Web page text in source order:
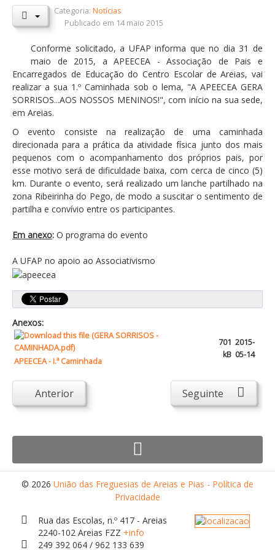
Orçamentos / PPI / PPA
DESTAQUES
Eventos
Notícias
Sondagens
ZêzereTV
SERVIÇOS
A Minha Rua
Abastecimento de Água
Roturas e Leituras
Qualidade da Água
Atendimento ao Público
Biblioteca Online FZZ
Plantas PDM Online
Faixas Gestão Combustível
Regulamentos em Vigor
Requerimentos em Vigor
Sugestões/Reclamações
AREIAS E PIAS
Equipamentos
Culturais
Categoria:Notícias
Publicado em 14 maio 2015
Conforme solicitado, a UFAP informa que no dia 31 de
maio de 2015, a APEECEA - Associação de Pais e
Encarregados de Educação do Centro Escolar de Areias, vai
realizar a sua 1.º Caminhada sob o lema, "A APEECEA GERA
SORRISOS...AOS NOSSOS MENINOS!", com início na sua sede,
em Areias.
O evento consiste na realização de uma caminhada
direcionada para a prática da atividade física junto dos mais
pequenos com o acompanhamento dos próprios pais, por
esse motivo será de dificuldade baixa, com cerca de cinco (5)
km. Durante o evento, será realizado um lanche partilhado na
zona Ribeirinha do Pego, de modo a suscitar o sentimento de
partilha e convívio entre os participantes.
Em anexo: O programa do evento
A UFAP no apoio ao Associativismo
Anexos:
APEECEA - I.ª Caminhada
701
kB
2015-
05-14
Anterior Seguinte
© 2026 União das Freguesias de Areias e Pias - Política de
Privacidade
Rua das Escolas, n.º 417 - Areias
2240-102 Areias FZZ +info
249 392 064 / 962 133 639